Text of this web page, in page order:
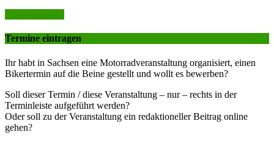
Termine eintragen
Ihr habt in Sachsen eine Motorradveranstaltung organisiert, einen
Bikertermin auf die Beine gestellt und wollt es bewerben?
Soll dieser Termin / diese Veranstaltung – nur – rechts in der
Terminleiste aufgeführt werden?
Oder soll zu der Veranstaltung ein redaktioneller Beitrag online
gehen?